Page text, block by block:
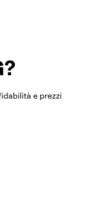
e prezzi